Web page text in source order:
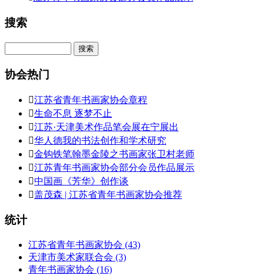
搜索
协会热门
江苏省青年书画家协会章程
生命不息 逐梦不止
江苏·天津美术作品笔会展在宁展出
华人德我的书法创作和学术研究
金钩铁笔翰墨金陵之书画家张卫村老师
江苏青年书画家协会部分会员作品展示
中国画《芳华》创作谈
盖茂森 | 江苏省青年书画家协会推荐
统计
江苏省青年书画家协会 (43)
天津市美术家联合会 (3)
青年书画家协会 (16)